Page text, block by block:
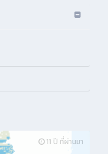
11 ปี ที่ผ่านมา